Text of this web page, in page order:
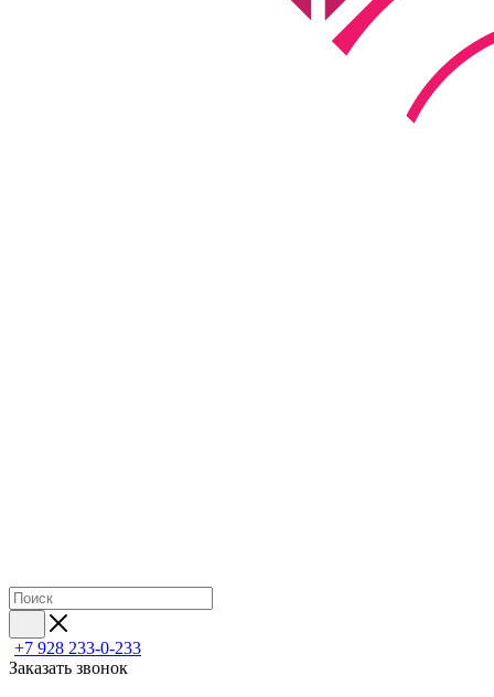
+7 928 233-0-233
Заказать звонок